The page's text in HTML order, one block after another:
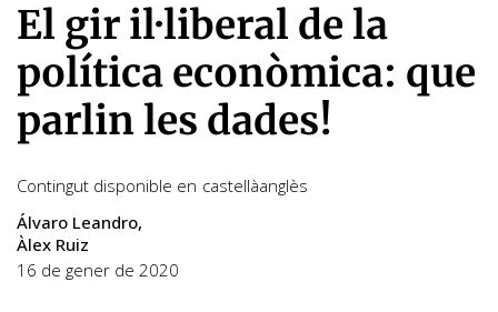
El gir il·liberal de la
política econòmica: que
parlin les dades!
Contingut disponible en castellàanglès
Álvaro Leandro
Àlex Ruiz
16 de gener de 2020